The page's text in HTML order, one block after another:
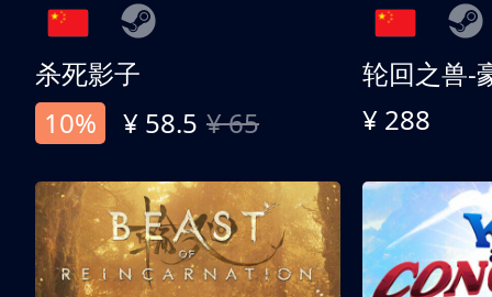
杀死影子
10%
¥ 58.5 ¥ 65
轮回之兽-
¥ 288